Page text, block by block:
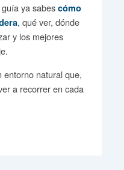
ya sabescómo
, qué ver, dónde
y los mejores
entorno natural que,
a recorrer en cada